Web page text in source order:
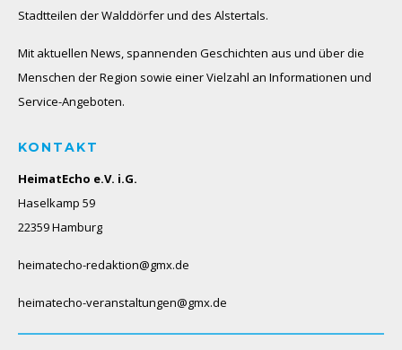
Stadtteilen der Walddörfer und des Alstertals.
Mit aktuellen News, spannenden Geschichten aus und über die
Menschen der Region sowie einer Vielzahl an Informationen und
Service-Angeboten.
KONTAKT
HeimatEcho e.V. i.G.
Haselkamp 59
22359 Hamburg
heimatecho-redaktion@gmx.de
heimatecho-veranstaltungen@gmx.de